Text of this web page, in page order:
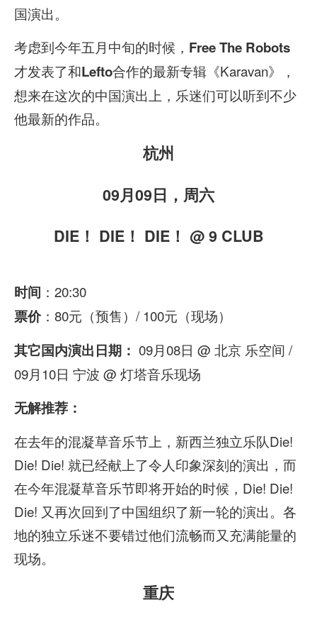
国演出。
考虑到今年五月中旬的时候， Free The Robots
才发表了和Lefto合作的最新专辑《Karavan》，
想来在这次的中国演出上，乐迷们可以听到不少
他最新的作品。
杭州
09月09日，周六
DIE！ DIE！ DIE！ @ 9 CLUB
时间 ：20:30
票价：80元（预售）/ 100元（现场）
其它国内演出日期： 09月08日 @ 北京 乐空间 /
09月10日 宁波 @ 灯塔音乐现场
无解推荐：
在去年的混凝草音乐节上，新西兰独立乐队Die!
Die! Die! 就已经献上了令人印象深刻的演出，而
在今年混凝草音乐节即将开始的时候，Die! Die!
Die! 又再次回到了中国组织了新一轮的演出。各
地的独立乐迷不要错过他们流畅而又充满能量的
现场。
重庆